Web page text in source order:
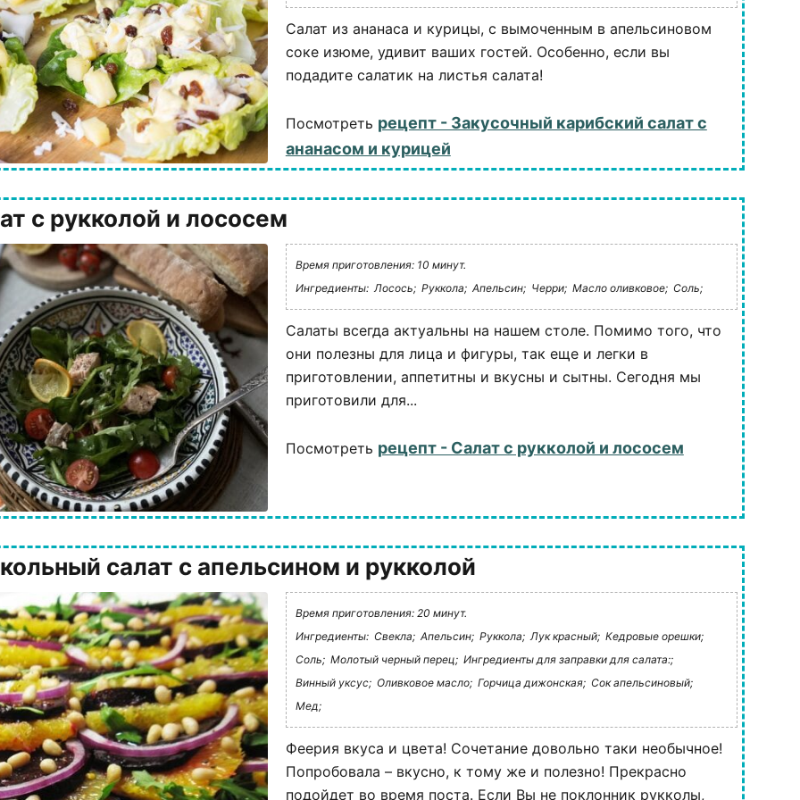
Салат из ананаса и курицы, с вымоченным в апельсиновом
соке изюме, удивит ваших гостей. Особенно, если вы
подадите салатик на листья салата!
Посмотреть рецепт - Закусочный карибский салат с
ананасом и курицей
с рукколой и лососем
Время приготовления: 10 минут.
Ингредиенты: Лосось; Руккола; Апельсин; Черри; Масло оливковое; Соль;
Салаты всегда актуальны на нашем столе. Помимо того, что
они полезны для лица и фигуры, так еще и легки в
приготовлении, аппетитны и вкусны и сытны. Сегодня мы
приготовили для...
Посмотреть рецепт - Салат с рукколой и лососем
салат с апельсином и рукколой
Время приготовления: 20 минут.
Ингредиенты: Свекла; Апельсин; Руккола; Лук красный; Кедровые орешки;
Соль; Молотый черный перец; Ингредиенты для заправки для салата:;
Винный уксус; Оливковое масло; Горчица дижонская; Сок апельсиновый;
Мед;
Феерия вкуса и цвета! Сочетание довольно таки необычное!
Попробовала – вкусно, к тому же и полезно! Прекрасно
подойдет во время поста. Если Вы не поклонник рукколы,